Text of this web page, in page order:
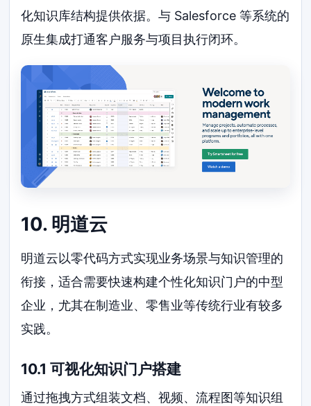
化知识库结构提供依据。与 Salesforce 等系统的
原生集成打通客户服务与项目执行闭环。
10. 明道云
明道云以零代码方式实现业务场景与知识管理的
衔接，适合需要快速构建个性化知识门户的中型
企业，尤其在制造业、零售业等传统行业有较多
实践。
10.1 可视化知识门户搭建
通过拖拽方式组装文档、视频、流程图等知识组